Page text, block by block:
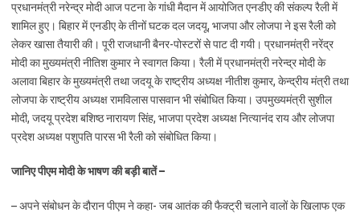
प्रधानमंत्री नरेन्द्र मोदी आज पटना के गांधी मैदान में आयोजित एनडीए की संकल्प रैली में
शामिल हुए। बिहार में एनडीए के तीनों घटक दल जदयू, भाजपा और लोजपा ने इस रैली को
लेकर खासा तैयारी की। पूरी राजधानी बैनर-पोस्टरों से पाट दी गयी। प्रधानमंत्री नरेंद्र
मोदी का मुख्यमंत्री नीतिश कुमार ने स्वागत किया। रैली में प्रधानमंत्री नरेन्द्र मोदी के
अलावा बिहार के मुख्यमंत्री तथा जदयू के राष्ट्रीय अध्यक्ष नीतीश कुमार, केन्द्रीय मंत्री तथा
लोजपा के राष्ट्रीय अध्यक्ष रामविलास पासवान भी संबोधित किया। उपमुख्यमंत्री सुशील
मोदी, जदयू प्रदेश बशिष्ठ नारायण सिंह, भाजपा प्रदेश अध्यक्ष नित्यानंद राय और लोजपा
प्रदेश अध्यक्ष पशुपति पारस भी रैली को संबोधित किया।
जानिए पीएम मोदी के भाषण की बड़ी बातें –
– अपने संबोधन के दौरान पीएम ने कहा- जब आतंक की फैक्ट्री चलाने वालों के खिलाफ एक